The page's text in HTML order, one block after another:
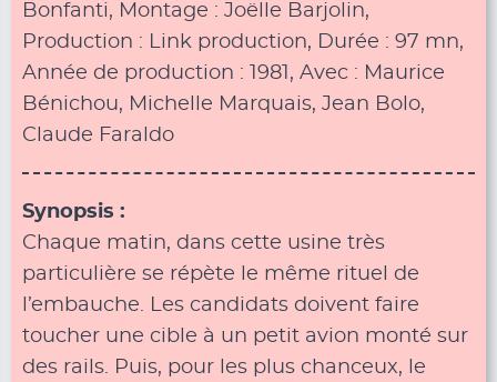
Bonfanti, Montage : Joëlle Barjolin,
Production : Link production, Durée : 97 mn,
Année de production : 1981, Avec : Maurice
Bénichou, Michelle Marquais, Jean Bolo,
Claude Faraldo
Synopsis :
Chaque matin, dans cette usine très
particulière se répète le même rituel de
l’embauche. Les candidats doivent faire
toucher une cible à un petit avion monté sur
des rails. Puis, pour les plus chanceux, le